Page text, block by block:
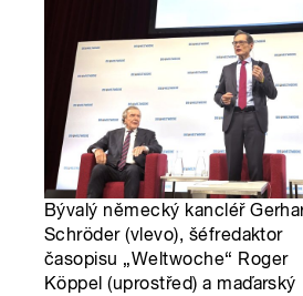
Bývalý německý kancléř
Schröder (vlevo), šéfredaktor
časopisu „Weltwoche“ Roger
Köppel (uprostřed) a maďarský